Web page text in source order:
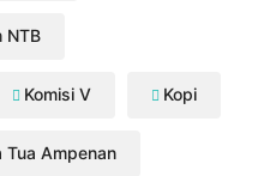
NTB
Komisi V Kopi
Tua Ampenan